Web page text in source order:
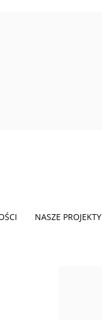
NASZE PROJEKTY